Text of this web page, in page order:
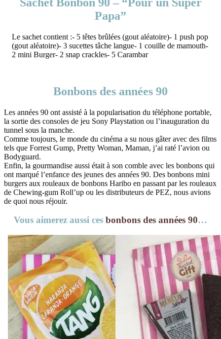
Papa”
Le sachet contient :- 5 têtes brûlées (gout aléatoire)- 1 push pop
(gout aléatoire)- 3 sucettes tâche langue- 1 couille de mamouth-
2 mini Burger- 2 snap crackles- 5 Carambar
Bonbons des années 90
Les années 90 ont assisté à la popularisation du téléphone portable,
la sortie des consoles de jeu Sony Playstation ou l’inauguration du
tunnel sous la manche.
Comme toujours, le monde du cinéma a su nous gâter avec des films
tels que Forrest Gump, Pretty Woman, Maman, j’ai raté l’avion ou
Bodyguard.
Enfin, la gourmandise aussi était à son comble avec les bonbons qui
ont marqué l’enfance des jeunes des années 90. Des bonbons mini
burgers aux rouleaux de bonbons Haribo en passant par les rouleaux
de Chewing-gum Roll’up ou les distributeurs de PEZ, nous avions
de quoi nous réjouir.
Vous aimerez aussi ces bonbons des années 90…